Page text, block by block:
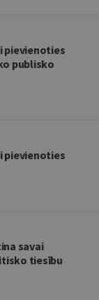
pievienoties
publisko
pievienoties
savai
tiesību